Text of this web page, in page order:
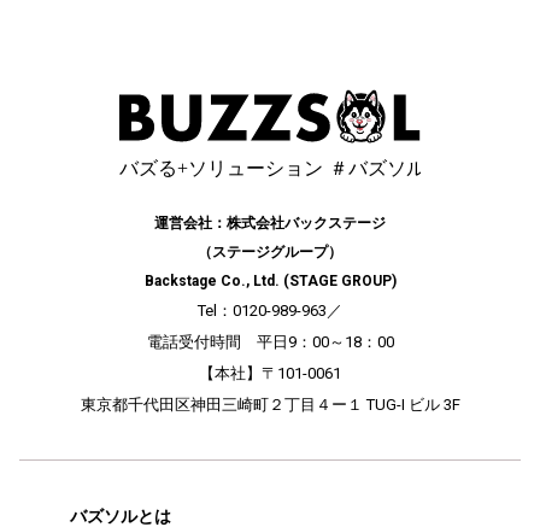
運営会社：株式会社バックステージ
（ステージグループ）
Backstage Co., Ltd. (STAGE GROUP)
Tel：0120-989-963 ／
電話受付時間 平日9：00～18：00
【本社】〒101-0061
東京都千代田区神田三崎町２丁目４ー１ TUG-I ビル 3F
バズソルとは